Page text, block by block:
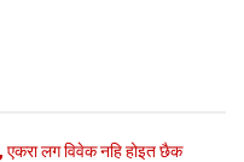
लग विवेक नहि होइत छैक